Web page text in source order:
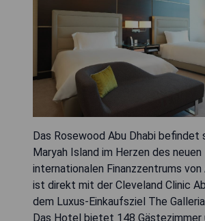
Das Rosewood Abu Dhabi befindet
Maryah Island im Herzen des neuen
internationalen Finanzzentrums von
ist direkt mit der Cleveland Clinic
dem Luxus-Einkaufsziel The
Das Hotel bietet 148 Gästezimmer